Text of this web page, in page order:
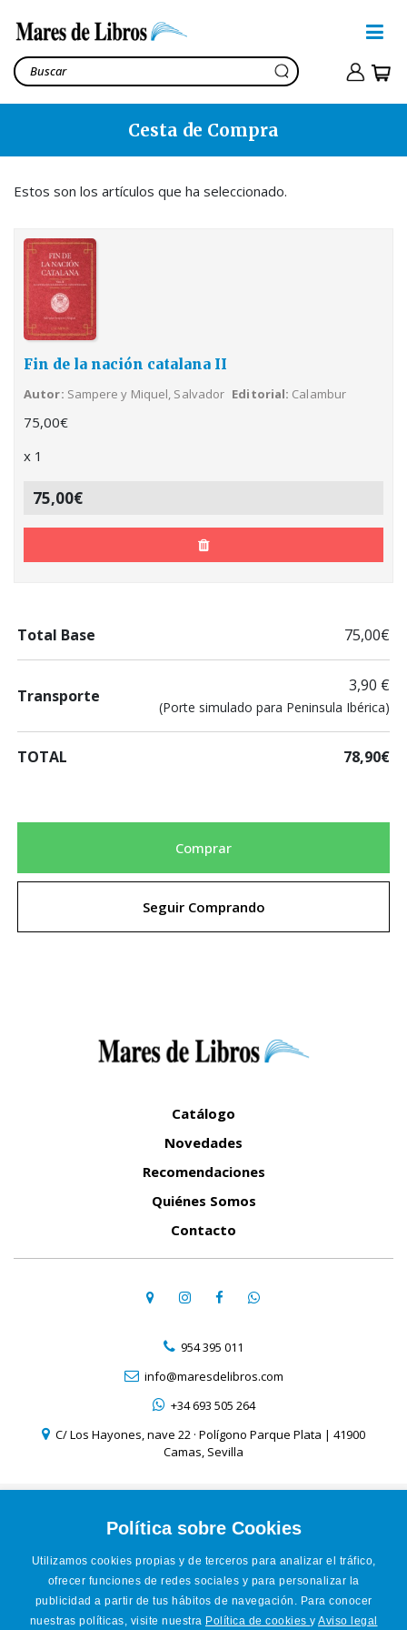
Política sobre Cookies
Utilizamos cookies propias y de terceros para analizar el tráfico,
ofrecer funciones de redes sociales y para personalizar la
publicidad a partir de tus hábitos de navegación. Para conocer
nuestras políticas, visite nuestra Política de cookies y Aviso legal
Cesta de Compra
Estos son los artículos que ha seleccionado.
Fin de la nación catalana II
Autor Sampere y Miquel, Salvador Editorial Calambur
75,00€
x 1
75,00€
Total Base 75,00€
Transporte
3,90 €
(Porte simulado para Peninsula Ibérica)
TOTAL 78,90€
Comprar
Seguir Comprando
Catálogo
Novedades
Recomendaciones
Quiénes Somos
Contacto
954 395 011
info@maresdelibros.com
+34 693 505 264
C/ Los Hayones, nave 22 · Polígono Parque Plata | 41900
Camas, Sevilla
Política de Cookies
Condiciones de venta online
Accesibilidad